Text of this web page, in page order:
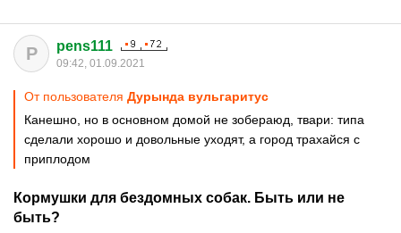
P pens111
09:42, 01.09.2021
От пользователя Дурында вульгаритус
Канешно, но в основном домой не зобераюд, твари: типа
сделали хорошо и довольные уходят, а город трахайся с
приплодом
Кормушки для бездомных собак. Быть или не
быть?